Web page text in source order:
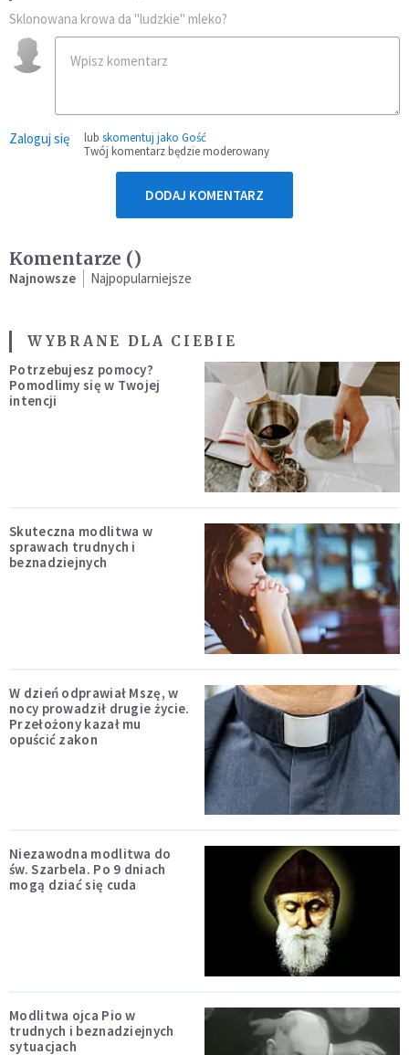
Sklonowana krowa da "ludzkie" mleko?
Zaloguj się lub skomentuj jako Gość
Twój komentarz będzie moderowany
DODAJ KOMENTARZ
Komentarze ()
Najnowsze Najpopularniejsze
WYBRANE DLA CIEBIE
Potrzebujesz pomocy?
Pomodlimy się w Twojej
intencji
Skuteczna modlitwa w
sprawach trudnych i
beznadziejnych
W dzień odprawiał Mszę, w
nocy prowadził drugie życie.
Przełożony kazał mu
opuścić zakon
Niezawodna modlitwa do
św. Szarbela. Po 9 dniach
mogą dziać się cuda
Modlitwa ojca Pio w
trudnych i beznadziejnych
sytuacjach